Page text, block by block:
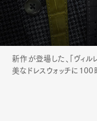
新作が登場した、「ヴィル
美なドレスウォッチに